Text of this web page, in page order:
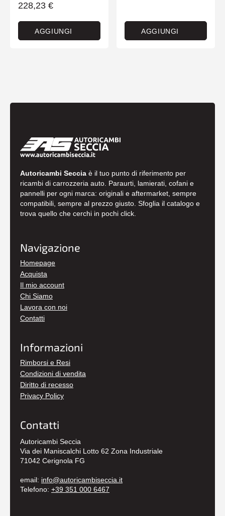
228,23 €
AGGIUNGI AGGIUNGI
Autoricambi Seccia è il tuo punto di riferimento per
ricambi di carrozzeria auto. Paraurti, lamierati, cofani e
pannelli per ogni marca: originali e aftermarket, sempre
compatibili, sempre al prezzo giusto. Sfoglia il catalogo e
trova quello che cerchi in pochi click.
Navigazione
Homepage
Acquista
Il mio account
Chi Siamo
Lavora con noi
Contatti
Informazioni
Rimborsi e Resi
Condizioni di vendita
Diritto di recesso
Privacy Policy
Contatti
Autoricambi Seccia
Via dei Maniscalchi Lotto 62 Zona Industriale
71042 Cerignola FG
email: info@autoricambiseccia.it
Telefono: +39 351 000 6467